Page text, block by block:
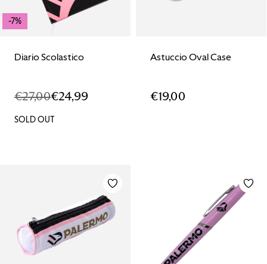
-7%
Diario Scolastico
€27,00
IL
ORIGINALE
€24,99
IL
ATTUALE
SOLD OUT
Astuccio Oval Case
€19,00